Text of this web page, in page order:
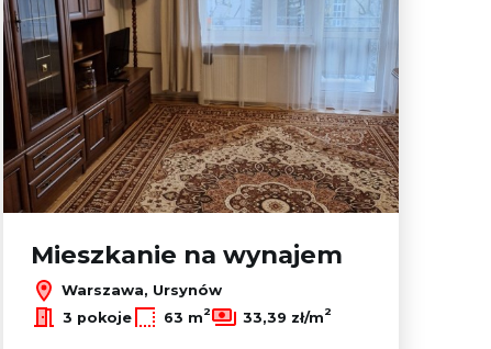
Mieszkanie na wynajem
Warszawa, Ursynów
3 pokoje 63 m2 33,39 zł/m2